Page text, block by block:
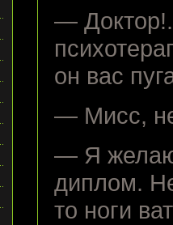
—
он вас
— Мисс, не
— Я желаю
диплом.
то ноги